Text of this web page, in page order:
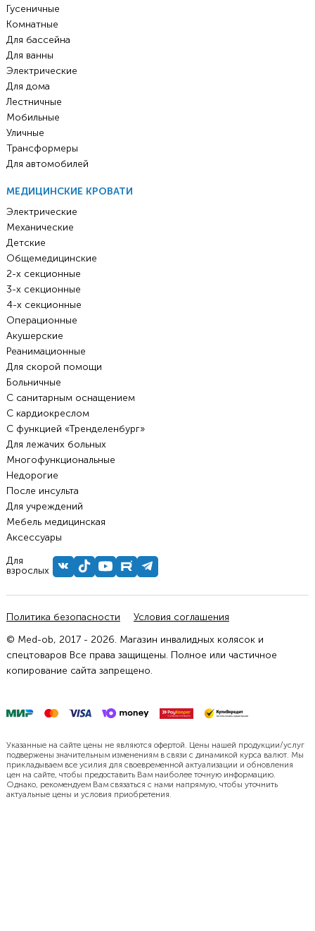
Гусеничные
Комнатные
Для бассейна
Для ванны
Электрические
Для дома
Лестничные
Мобильные
Уличные
Трансформеры
Для автомобилей
МЕДИЦИНСКИЕ КРОВАТИ
Электрические
Механические
Детские
Общемедицинские
2-х секционные
3-х секционные
4-х секционные
Операционные
Акушерские
Реанимационные
Для скорой помощи
Больничные
С санитарным оснащением
С кардиокреслом
С функцией «Тренделенбург»
Для лежачих больных
Многофункциональные
Недорогие
После инсульта
Для учреждений
Мебель медицинская
Аксессуары
Для
взрослых
Политика безопасности
Условия соглашения
© Med-ob, 2017 - 2026. Магазин инвалидных колясок и
спецтоваров Все права защищены. Полное или частичное
копирование сайта запрещено.
Указанные на сайте цены не являются офертой. Цены нашей продукции/услуг
подвержены значительным изменениям в связи с динамикой курса валют. Мы
прикладываем все усилия для своевременной актуализации и обновления
цен на сайте, чтобы предоставить Вам наиболее точную информацию.
Однако, рекомендуем Вам связаться с нами напрямую, чтобы уточнить
актуальные цены и условия приобретения.